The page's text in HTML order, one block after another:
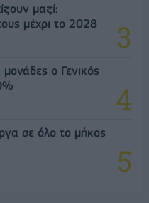
μαζί:
μέχρι το 2028
ο Γενικός
σε όλο το μήκος